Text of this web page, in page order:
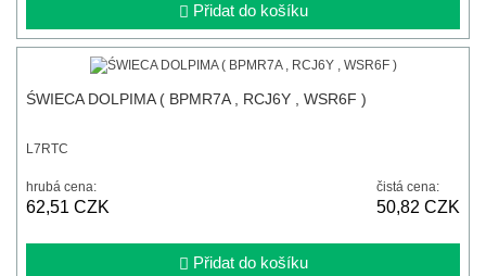
Přidat do košíku
ŚWIECA DOLPIMA ( BPMR7A , RCJ6Y , WSR6F )
L7RTC
hrubá cena:
62,51 CZK
čistá cena:
50,82 CZK
Přidat do košíku